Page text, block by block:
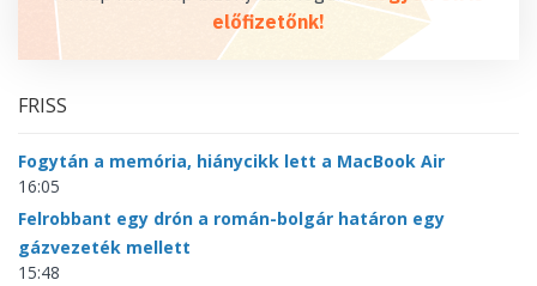
előfizetőnk!
FRISS
Fogytán a memória, hiánycikk lett a MacBook Air
16:05
Felrobbant egy drón a román-bolgár határon egy
gázvezeték mellett
15:48